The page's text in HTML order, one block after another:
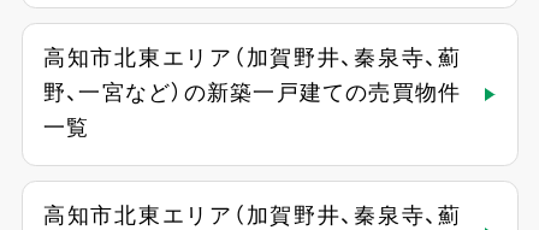
高知市北東エリア（加賀野井、秦泉寺、薊
野、一宮など）の新築一戸建ての売買物件
一覧
高知市北東エリア（加賀野井、秦泉寺、薊